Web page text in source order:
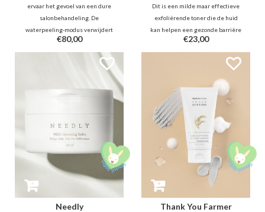
ervaar het gevoel van een dure
salonbehandeling. De
waterpeeling-modus verwijdert
onzuiverheden snel zonder
irritatie, terwijl de galvanische
modi de voedingsstoffen dieper
masseren voor een stralende en
strakkere huid.
€80,00
Dit is een milde maar effectieve
exfoliërende toner die de huid
kan helpen een gezonde barrière
te behouden. Het verbetert de
glans en minimaliseert verstopte
poriën dankzij de juiste balans
€23,00
Needly
Thank You Farmer